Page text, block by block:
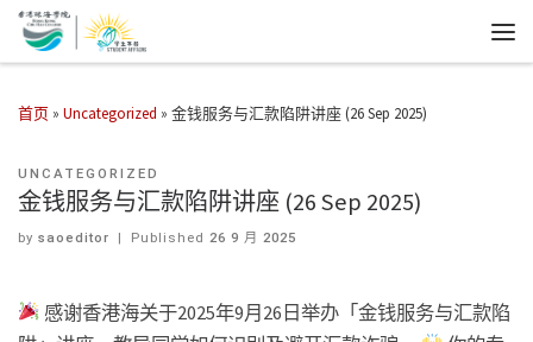
首页 » Uncategorized » 金钱服务与汇款陷阱讲座 (26 Sep 2025)
UNCATEGORIZED
金钱服务与汇款陷阱讲座 (26 Sep 2025)
by saoeditor | Published 26 9 月 2025
感谢香港海关于2025年9月26日举办「金钱服务与汇款陷